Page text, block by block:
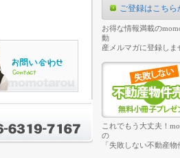
ご登録はこちら
お得な情報満載の
動
産メルマガに登録しま
これでもう大丈夫！
の
「失敗しない不動産物